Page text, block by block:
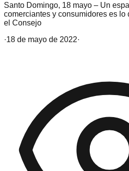
Santo Domingo, 18 mayo – Un
comerciantes y consumidores es lo
el Consejo
·18 de mayo de 2022·